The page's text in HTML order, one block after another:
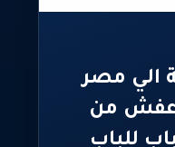
الي مصر
نقل عفش من
للباب